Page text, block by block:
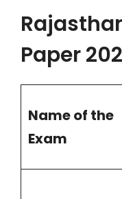
Paper
Name of the
Exam